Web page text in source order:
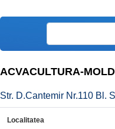
ACVACULTURA-
Str. D.Cantemir Nr.110 Bl.
Localitatea